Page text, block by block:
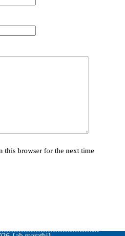
this browser for the next time